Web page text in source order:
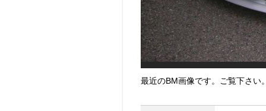
最近のBM画像です。ご覧下さい